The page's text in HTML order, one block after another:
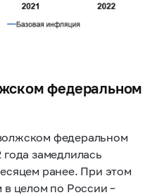
федеральном
федеральном
замедлилась
ранее. При этом
в целом по России –